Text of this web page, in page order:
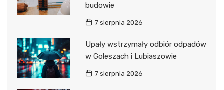
budowie
7 sierpnia 2026
Upały wstrzymały odbiór odpadów
w Goleszach i Lubiaszowie
7 sierpnia 2026